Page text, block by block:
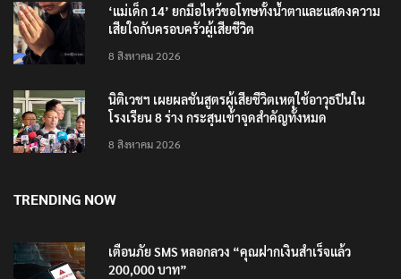
‘แม่เด็ก 14’ ยกมือไหว้ขอโทษทั้งน้ำตาและแสดงความ
เสียใจกับครอบครัวผู้เสียชีวิต
8 สิงหาคม 2026
นิติเวชฯ เผยผลชันสูตรผู้เสียชีวิตเหตุใช้อาวุธปืนใน
โรงเรียน 8 ร่าง กระสุนเข้าจุดสำคัญทั้งหมด
8 สิงหาคม 2026
TRENDING NOW
เตือนภัย SMS หลอกลวง “คุณฝากเงินสำเร็จแล้ว
200,000 บาท”